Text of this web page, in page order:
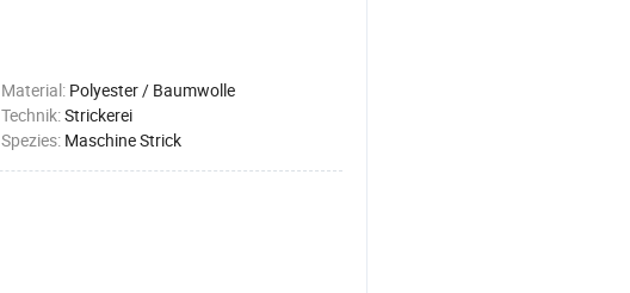
Material: Polyester / Baumwolle
Technik:Strickerei
Spezies: Maschine Strick